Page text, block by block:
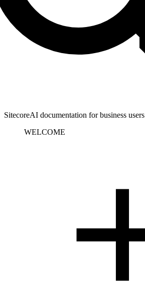
SitecoreAI documentation for business users
WELCOME